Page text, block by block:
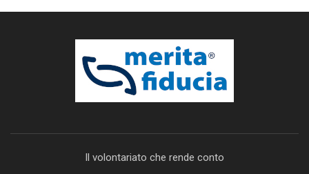
Il volontariato che rende conto